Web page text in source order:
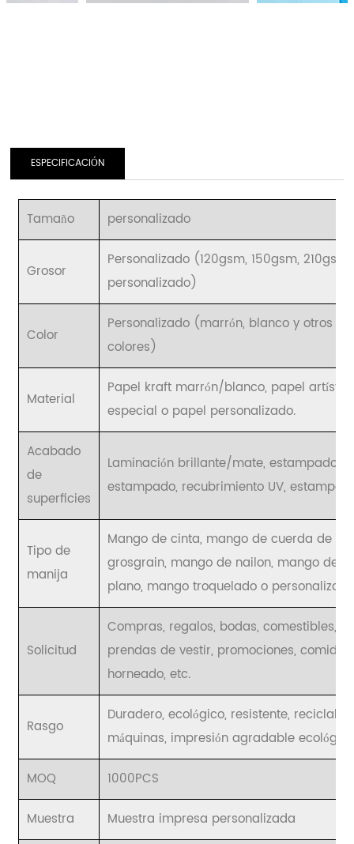
ESPECIFICACIÓN
Tamaño personalizado
Grosor
Personalizado (120gsm, 150gsm,
personalizado)
Color
Personalizado (marrón, blanco y otros
colores)
Material
Papel kraft marrón/blanco, papel
especial o papel personalizado.
Acabado
de
superficies
Laminación brillante/mate, estampado
estampado, recubrimiento UV,
Tipo de
manija
Mango de cinta, mango de cuerda de
grosgrain, mango de nailon, mango de
plano, mango troquelado o
Solicitud
Compras, regalos, bodas, comestibles,
prendas de vestir, promociones, comida
horneado, etc.
Rasgo
Duradero, ecológico, resistente,
máquinas, impresión agradable
MOQ 1000PCS
Muestra Muestra impresa personalizada